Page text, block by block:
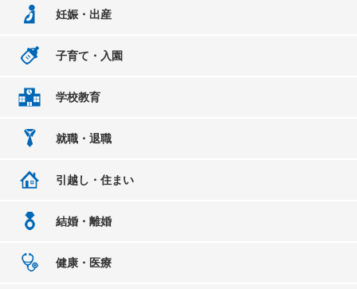
妊娠・出産
子育て・入園
学校教育
就職・退職
引越し・住まい
結婚・離婚
健康・医療